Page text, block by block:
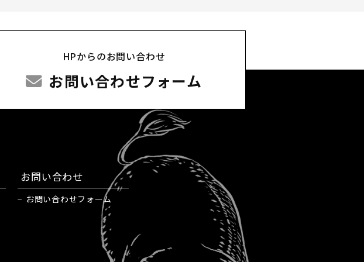
HPからのお問い合わせ
お問い合わせフォーム
お問い合わせ
お問い合わせフォーム